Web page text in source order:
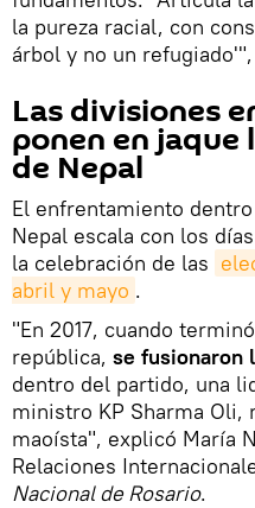
la pureza racial, con
árbol y no un
Las divisiones
ponen en
de Nepal
El enfrentamiento
Nepal escala con los
la celebración de las
abril y mayo .
"En 2017, cuando
república, se fusionaron
dentro del partido, una
ministro KP Sharma
maoísta", explicó María
Relaciones
Nacional de Rosario.